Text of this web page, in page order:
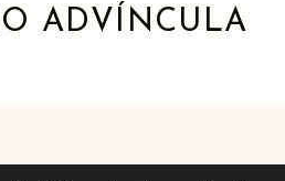
ADVÍNCULA